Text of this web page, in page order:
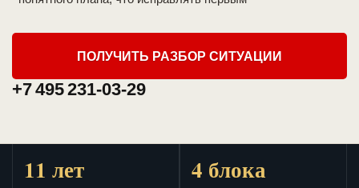
ПОЛУЧИТЬ РАЗБОР СИТУАЦИИ
+7 495 231-03-29
11 лет 4 блока